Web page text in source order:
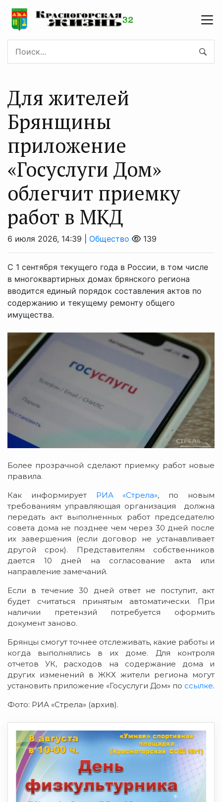
Для жителей
Брянщины
приложение
«Госуслуги Дом»
облегчит приемку
работ в МКД
6 июля 2026, 14:39 | Общество 139
С 1 сентября текущего года в России, в том числе
в многоквартирных домах брянского региона
вводится единый порядок составления актов по
содержанию и текущему ремонту общего
имущества.
Более прозрачной сделают приемку работ новые
правила.
Как информируетРИА «Стрела», по новым
требованиям управляющая организация должна
передать акт выполненных работ председателю
совета дома не позднее чем через 30 дней после
их завершения (если договор не устанавливает
другой срок). Представителям собственников
дается 10 дней на согласование акта или
направление замечаний.
Если в течение 30 дней ответ не поступит, акт
будет считаться принятым автоматически. При
наличии претензий потребуется оформить
документ заново.
Брянцы смогут точнее отслеживать, какие работы и
когда выполнялись в их доме. Для контроля
отчетов УК, расходов на содержание дома и
других изменений в ЖКХ жители региона могут
установить приложение «Госуслуги Дом» по ссылке.
Фото: РИА «Стрела» (архив).